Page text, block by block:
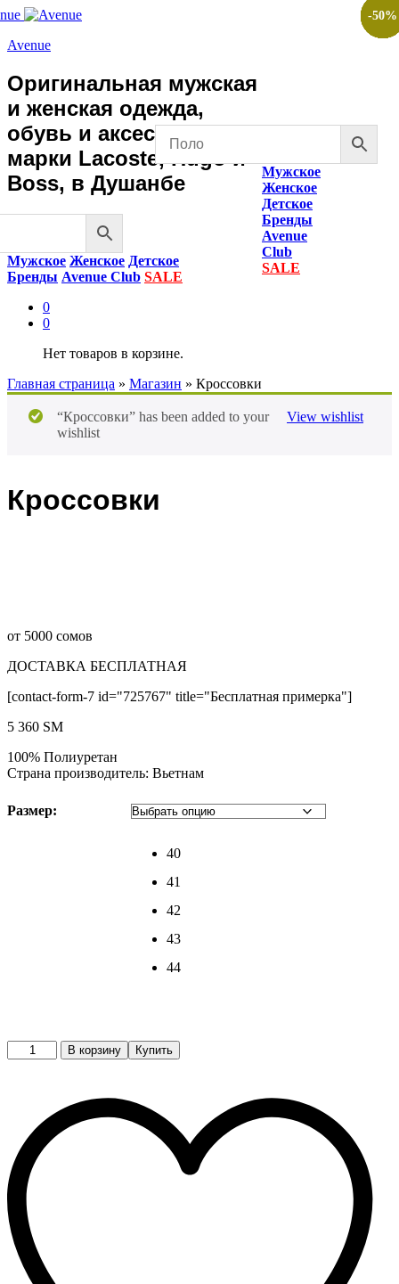
Avenue
Оригинальная мужская
и женская одежда,
обувь и аксессуары
марки Lacoste, Hugo и
Boss, в Душанбе
Мужское Женское Детское
Бренды Avenue Club SALE
0
0
Нет товаров в корзине.
Мужское
Женское
Детское
Бренды
Avenue
Club
SALE
Главная страница » Магазин » Кроссовки
View wishlist
“Кроссовки” has been added to your
wishlist
Кроссовки
от 5000 сомов
ДОСТАВКА БЕСПЛАТНАЯ
[contact-form-7 id="725767" title="Бесплатная примерка"]
5 360 ЅМ
100% Полиуретан
Страна производитель: Вьетнам
Размер:
40
41
42
43
44
Кроссовки
quantity
В корзину Купить
-50%
-50%
-50%
-50%
-50%
-50%
-50%
-50%
-50%
-50%